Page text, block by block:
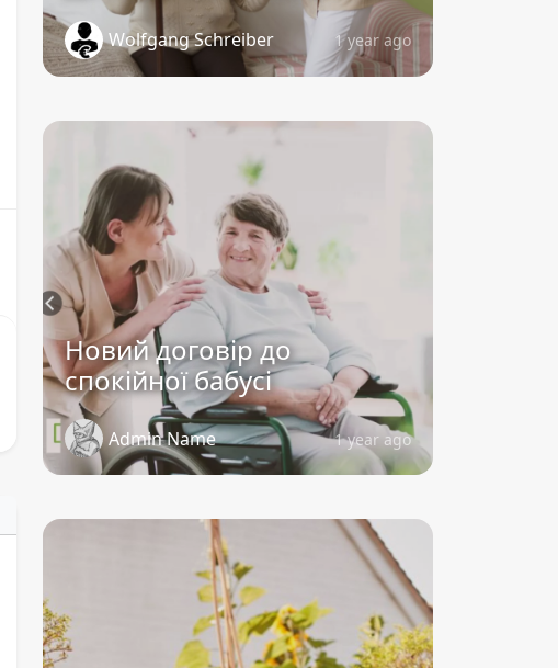
Wolfgang Schreiber 1 year ago
Новий договір до
спокійної бабусі
Admin Name 1 year ago